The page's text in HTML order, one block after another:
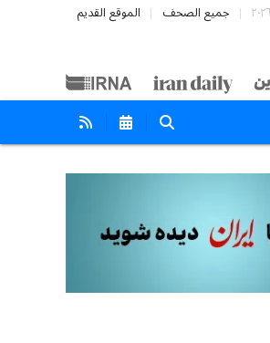
جميع الصحف الموقع القديم